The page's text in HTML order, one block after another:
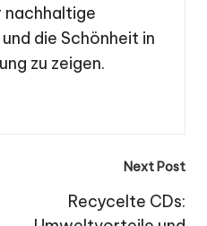
nachhaltige
die Schönheit in
zu zeigen.
Next Post
Recycelte CDs: